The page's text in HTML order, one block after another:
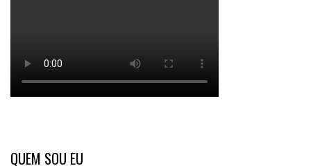
QUEM SOU EU